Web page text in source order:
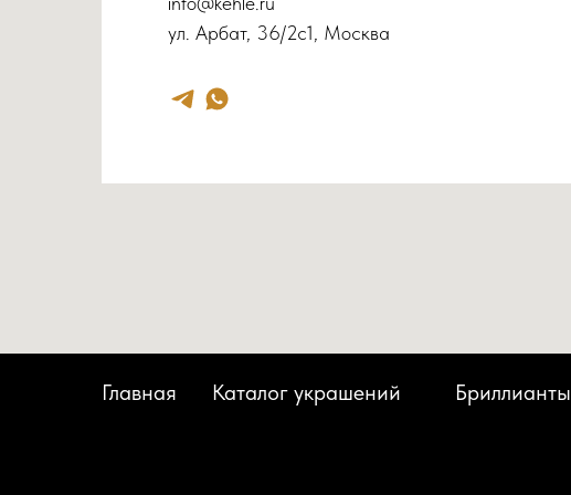
ул. Арбат, 36/2с1, Москва
Главная Каталог украшений Бриллианты